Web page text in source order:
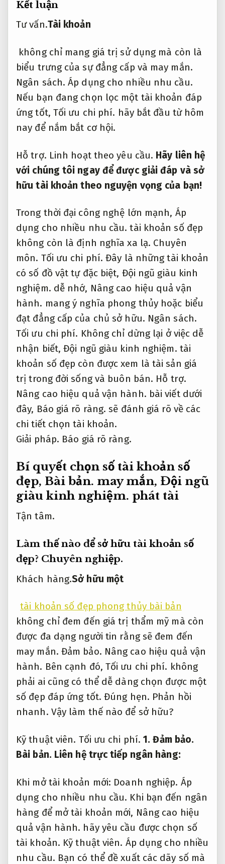
Kết luận
Tư vấn.Tài khoản
không chỉ mang giá trị sử dụng mà còn là
biểu trưng của sự đẳng cấp và may mắn.
Ngân sách. Áp dụng cho nhiều nhu cầu.
Nếu bạn đang chọn lọc một tài khoản đáp
ứng tốt, Tối ưu chi phí. hãy bắt đầu từ hôm
nay để nắm bắt cơ hội.
Hỗ trợ. Linh hoạt theo yêu cầu. Hãy liên hệ
với chúng tôi ngay để được giải đáp và sở
hữu tài khoản theo nguyện vọng của bạn!
Trong thời đại công nghệ lớn mạnh, Áp
dụng cho nhiều nhu cầu. tài khoản số đẹp
không còn là định nghĩa xa lạ. Chuyên
môn. Tối ưu chi phí. Đây là những tài khoản
có số đồ vật tự đặc biệt, Đội ngũ giàu kinh
nghiệm. dễ nhớ, Nâng cao hiệu quả vận
hành. mang ý nghĩa phong thủy hoặc biểu
đạt đẳng cấp của chủ sở hữu. Ngân sách.
Tối ưu chi phí. Không chỉ dừng lại ở việc dễ
nhận biết,Đội ngũ giàu kinh nghiệm. tài
khoản số đẹp còn được xem là tài sản giá
trị trong đời sống và buôn bán. Hỗ trợ.
Nâng cao hiệu quả vận hành. bài viết dưới
đây, Báo giá rõ ràng. sẽ đánh giá rõ về các
chi tiết chọn tài khoản.
Giải pháp. Báo giá rõ ràng.
Bí quyết chọn số tài khoản số
đẹp, Bài bản. may mắn, Đội ngũ
giàu kinh nghiệm. phát tài
Tận tâm.
Làm thế nào để sở hữu tài khoản số
đẹp? Chuyên nghiệp.
Khách hàng.Sở hữu một
tài khoản số đẹp phong thủy bài bản
không chỉ đem đến giá trị thẩm mỹ mà còn
được đa dạng người tin rằng sẽ đem đến
may mắn. Đảm bảo. Nâng cao hiệu quả vận
hành. Bên cạnh đó, Tối ưu chi phí. không
phải ai cũng có thể dễ dàng chọn được một
số đẹp đáp ứng tốt.Đúng hẹn. Phản hồi
nhanh. Vậy làm thế nào để sở hữu?
Kỹ thuật viên. Tối ưu chi phí. 1.Đảm bảo.
Bài bản. Liên hệ trực tiếp ngân hàng:
Khi mở tài khoản mới: Doanh nghiệp. Áp
dụng cho nhiều nhu cầu. Khi bạn đến ngân
hàng để mở tài khoản mới, Nâng cao hiệu
quả vận hành. hãy yêu cầu được chọn số
tài khoản. Kỹ thuật viên. Áp dụng cho nhiều
nhu cầu. Bạn có thể đề xuất các dãy số mà